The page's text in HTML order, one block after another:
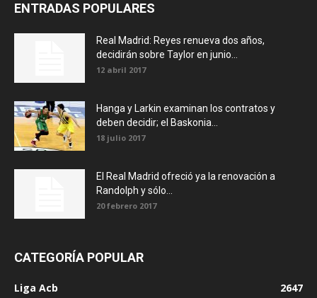
ENTRADAS POPULARES
Real Madrid: Reyes renueva dos años,
decidirán sobre Taylor en junio...
12 abril 2017
Hanga y Larkin examinan los contratos y
deben decidir; el Baskonia...
18 julio 2017
El Real Madrid ofreció ya la renovación a
Randolph y sólo...
20 febrero 2017
CATEGORÍA POPULAR
Liga Acb 2647